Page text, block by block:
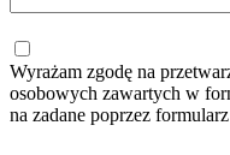
Wyrażam zgodę na
osobowych zawartych w
na zadane poprzez